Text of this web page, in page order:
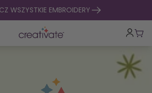
WSZYSTKIE EMBROIDERY
nawigację